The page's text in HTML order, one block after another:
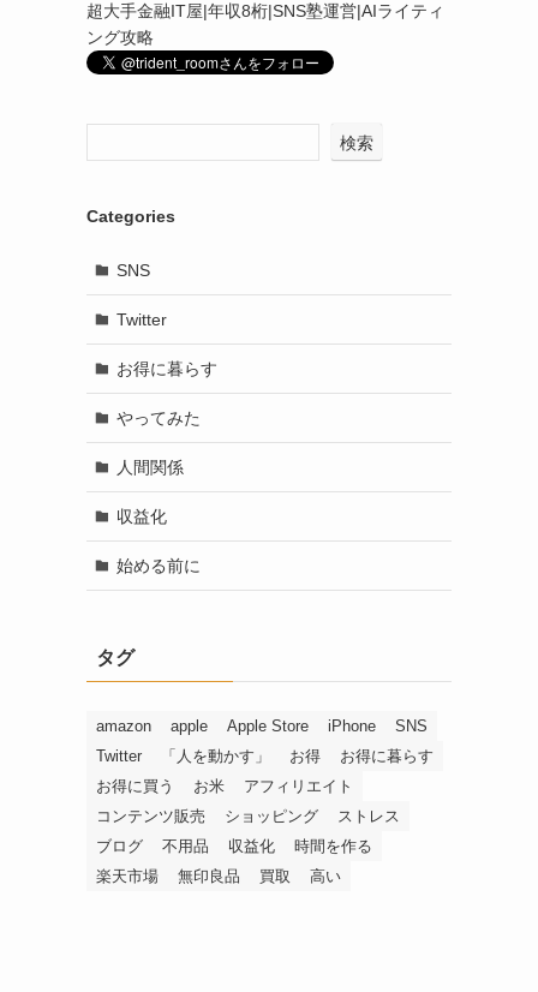
超大手金融IT屋|年収8桁|SNS塾運営|AIライティ
ング攻略
検索
Categories
SNS
Twitter
お得に暮らす
やってみた
人間関係
収益化
始める前に
タグ
amazon apple Apple Store iPhone
SNS
Twitter
「人を動かす」 お得
お得に暮らす
お得に買う
お米
アフィリエイト
コンテンツ販売
ショッピング
ストレス
ブログ
不用品 収益化
時間を作る
楽天市場
無印良品 買取 高い